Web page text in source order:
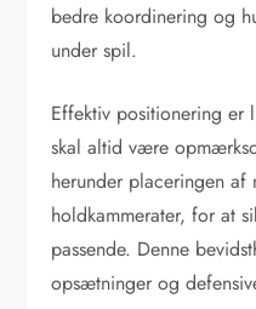
bedre koordinering og
under spil.
Effektiv positionering er
skal altid være
herunder placeringen af
holdkammerater, for at
passende. Denne
opsætninger og